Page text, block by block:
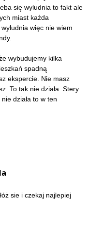
się wyludnia to fakt ale
miast każda
więc nie wiem
wybudujemy kilka
spadną
ekspercie. Nie masz
To tak nie działa. Stery
działa to w ten
sie i czekaj najlepiej